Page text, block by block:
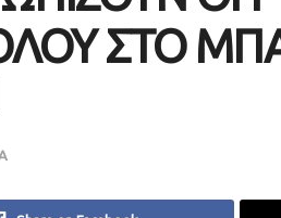
ΣΤΟ